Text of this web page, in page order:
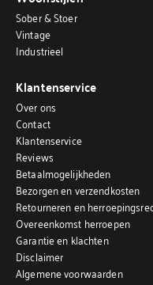
Sober & Stoer
Vintage
Industrieel
Klantenservice
Over ons
Contact
Klantenservice
Reviews
Betaalmogelijkheden
Bezorgen en verzendkosten
Retourneren en
Overeenkomst herroepen
Garantie en klachten
Disclaimer
Algemene voorwaarden